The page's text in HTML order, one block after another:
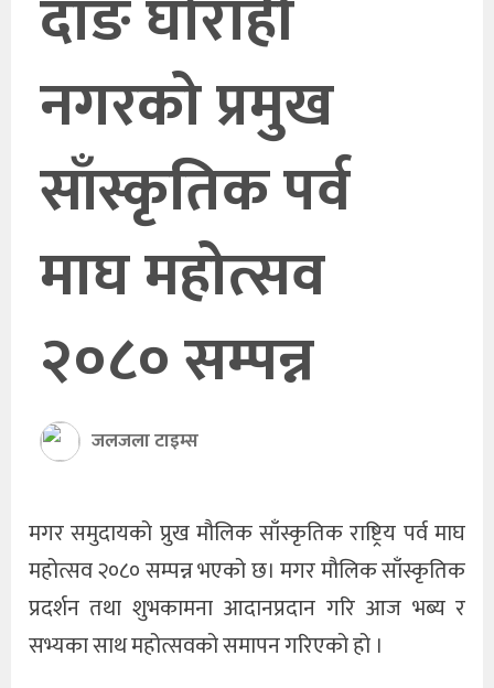
साहित्य/
सूचना
प्रविधि
खेलकुद
अन्तर्राष्ट्रिय
दाङ घोराही
नगरको प्रमुख
साँस्कृतिक पर्व
माघ महोत्सव
२०८० सम्पन्न
जलजला टाइम्स
मगर समुदायको प्रुख मौलिक साँस्कृतिक राष्ट्रिय पर्व माघ
महोत्सव २०८० सम्पन्न भएको छ। मगर मौलिक साँस्कृतिक
प्रदर्शन तथा शुभकामना आदानप्रदान गरि आज भब्य र
सभ्यका साथ महोत्सवको समापन गरिएको हो ।